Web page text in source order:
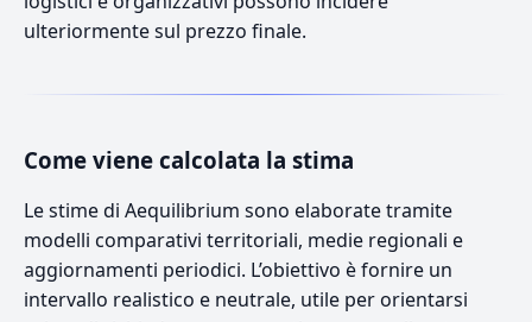
ulteriormente sul prezzo finale.
Come viene calcolata la stima
Le stime di Aequilibrium sono elaborate tramite
modelli comparativi territoriali, medie regionali e
aggiornamenti periodici. L’obiettivo è fornire un
intervallo realistico e neutrale, utile per orientarsi